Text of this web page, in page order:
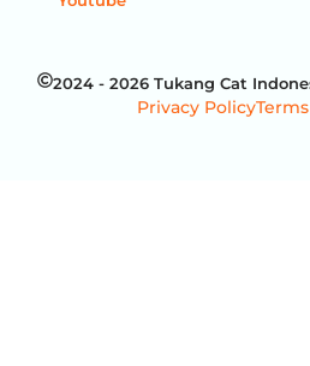
2024 - 2026 Tukang Cat
Privacy Policy